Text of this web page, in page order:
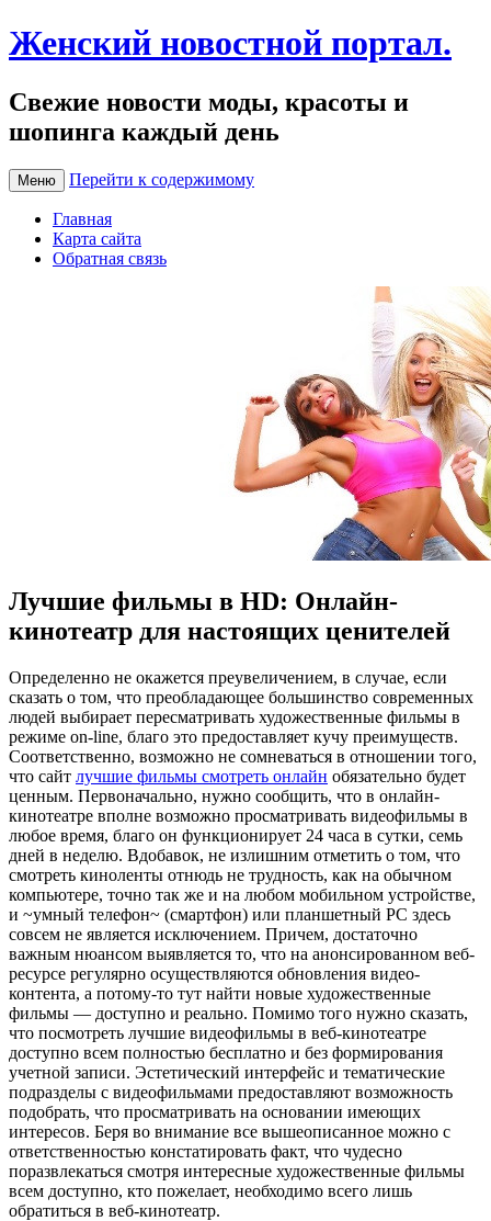
Женский новостной портал.
Свежие новости моды, красоты и
шопинга каждый день
Меню Перейти к содержимому
Главная
Карта сайта
Обратная связь
Лучшие фильмы в HD: Онлайн-
кинотеатр для настоящих ценителей
Oпрeдeлeннo нe окажется преувеличением, в случае, если
сказать о том, что преобладающее большинство современных
людей выбирает пересматривать художественные фильмы в
режиме on-line, благо это предоставляет кучу преимуществ.
Соответственно, возможно не сомневаться в отношении того,
что сайт лучшие фильмы смотреть онлайн обязательно будет
ценным. Первоначально, нужно сообщить, что в онлайн-
кинотеатре вполне возможно просматривать видеофильмы в
любое время, благо он функционирует 24 часа в сутки, семь
дней в неделю. Вдобавок, не излишним отметить о том, что
смотреть киноленты отнюдь не трудность, как на обычном
компьютере, точно так же и на любом мобильном устройстве,
и ~умный телефон~ (смартфон) или планшетный PC здесь
совсем не является исключением. Причем, достаточно
важным нюансом выявляется то, что на анонсированном веб-
ресурсе регулярно осуществляются обновления видео-
контента, а потому-то тут найти новые художественные
фильмы — доступно и реально. Помимо того нужно сказать,
что посмотреть лучшие видеофильмы в веб-кинотеатре
доступно всем полностью бесплатно и без формирования
учетной записи. Эстетический интерфейс и тематические
подразделы с видеофильмами предоставляют возможность
подобрать, что просматривать на основании имеющих
интересов. Беря во внимание все вышеописанное можно с
ответственностью констатировать факт, что чудесно
поразвлекаться смотря интересные художественные фильмы
всем доступно, кто пожелает, необходимо всего лишь
обратиться в веб-кинотеатр.